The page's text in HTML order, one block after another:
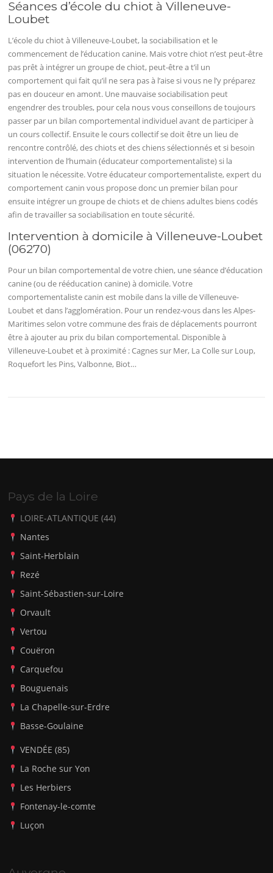
Séances d’école du chiot à Villeneuve-
Loubet
L’école du chiot à Villeneuve-Loubet, la sociabilisation et le
commencement de l’éducation canine. Mais votre chiot n’est peut-être
pas prêt à intégrer un groupe de chiot, peut-être a t’il un
comportement qui fait qu’il ne sera pas à l’aise si vous ne l’y préparez
pas en douceur en amont. Une mauvaise sociabilisation peut
engendrer des troubles, pour cela nous vous conseillons de toujours
passer par un bilan comportemental individuel avant de participer à
un cours collectif. Ensuite le cours collectif se doit être un lieu de
rencontre contrôlé, des chiots et des chiens sélectionnés et si besoin
intervention de l’humain (éducateur comportementaliste) si la
situation le nécessite. Votre éducateur comportementaliste, expert du
comportement canin vous propose donc un premier bilan pour
ensuite intégrer un groupe de chiots et de chiens adultes biens codés
afin de travailler sa sociabilisation en toute sécurité.
Intervention à domicile à Villeneuve-Loubet
(06270)
Pour un bilan comportemental de votre chien, une séance d’éducation
canine (ou de rééducation canine) à domicile. Votre
comportementaliste canin est mobile dans la ville de Villeneuve-
Loubet et dans l’agglomération. Pour un rendez-vous dans les Alpes-
Maritimes selon votre commune des frais de déplacements pourront
être à ajouter au prix du bilan comportemental. Disponible à
Villeneuve-Loubet et à proximité : Cagnes sur Mer, La Colle sur Loup,
Roquefort les Pins, Valbonne, Biot…
Pays de la Loire
LOIRE-ATLANTIQUE (44)
Nantes
Saint-Herblain
Rezé
Saint-Sébastien-sur-Loire
Orvault
Vertou
Couëron
Carquefou
Bouguenais
La Chapelle-sur-Erdre
Basse-Goulaine
VENDÉE (85)
La Roche sur Yon
Les Herbiers
Fontenay-le-comte
Luçon